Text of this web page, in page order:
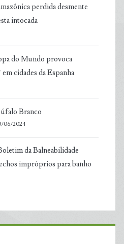
perdida desmente
intocada
do Mundo provoca
cidades da Espanha
Branco
06/2024
da Balneabilidade
impróprios para banho